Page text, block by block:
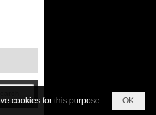
OK
cookies for this purpose.